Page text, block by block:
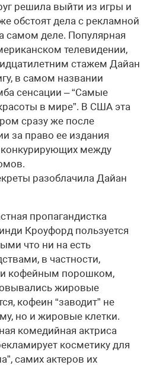
решила выйти из игры и
обстоят дела с рекламной
самом деле. Популярная
телевидении,
стажем Дайан
в самом названии
сенсации – “Самые
в мире”. В США эта
сразу же после
за право ее издания
между
разоблачила Дайан
пропагандистка
Кроуфорд пользуется
что ни на есть
в частности,
кофейным порошком,
жировые
кофеин “заводит” не
но и жировые клетки.
комедийная актриса
косметику для
самих актеров их